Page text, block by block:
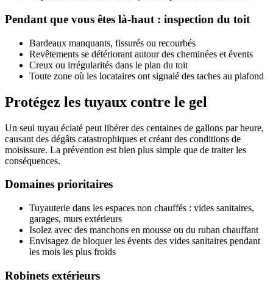
Pendant que vous êtes là-haut : inspection du toit
Bardeaux manquants, fissurés ou recourbés
Revêtements se détériorant autour des cheminées et évents
Creux ou irrégularités dans le plan du toit
Toute zone où les locataires ont signalé des taches au plafond
Protégez les tuyaux contre le gel
Un seul tuyau éclaté peut libérer des centaines de gallons par heure,
causant des dégâts catastrophiques et créant des conditions de
moisissure. La prévention est bien plus simple que de traiter les
conséquences.
Domaines prioritaires
Tuyauterie dans les espaces non chauffés : vides sanitaires,
garages, murs extérieurs
Isolez avec des manchons en mousse ou du ruban chauffant
Envisagez de bloquer les évents des vides sanitaires pendant
les mois les plus froids
Robinets extérieurs